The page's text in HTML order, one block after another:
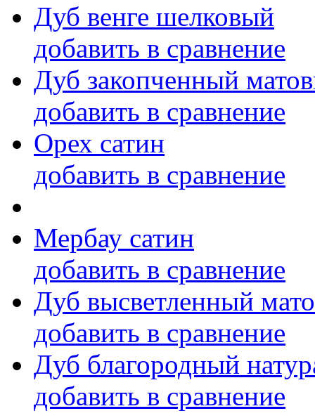
Дуб венге шелковый
добавить в сравнение
Дуб закопченный
добавить в сравнение
Орех сатин
добавить в сравнение
Мербау сатин
добавить в сравнение
Дуб высветленный
добавить в сравнение
Дуб благородный
добавить в сравнение